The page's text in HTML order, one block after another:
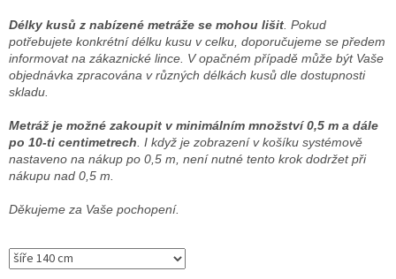
Délky kusů z nabízené metráže se mohou lišit. Pokud
potřebujete konkrétní délku kusu v celku, doporučujeme se předem
informovat na zákaznické lince. V opačném případě může být Vaše
objednávka zpracována v různých délkách kusů dle dostupnosti
skladu.
Metráž je možné zakoupit v minimálním množství 0,5 m a dále
po 10-ti centimetrech. I když je zobrazení v košíku systémově
nastaveno na nákup po 0,5 m, není nutné tento krok dodržet při
nákupu nad 0,5 m.
Děkujeme za Vaše pochopení.